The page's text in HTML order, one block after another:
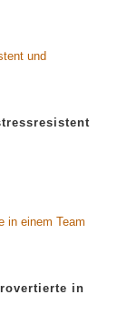
in